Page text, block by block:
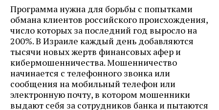
Программа нужна для борьбы с попытками
обмана клиентов российского происхождения,
число которых за последний год выросло на
200%. В Израиле каждый день добавляются
тысячи новых жертв финансовых афер и
кибермошенничества. Мошенничество
начинается с телефонного звонка или
сообщения на мобильный телефон или
электронную почту, в котором мошенники
выдают себя за сотрудников банка и пытаются